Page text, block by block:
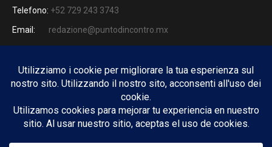
Telefono: +52 729 243 3743
Email:
redazione@puntodincontro.mx
PUNTODINCONTRO